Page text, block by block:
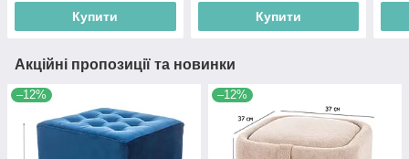
Купити Купити
Акційні пропозиції та новинки
–12% –12%